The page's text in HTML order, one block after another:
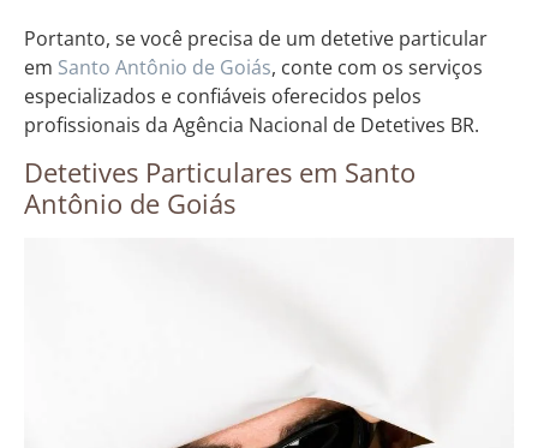
Portanto, se você precisa de um detetive particular
em Santo Antônio de Goiás, conte com os serviços
especializados e confiáveis oferecidos pelos
profissionais da Agência Nacional de Detetives BR.
Detetives Particulares em Santo
Antônio de Goiás